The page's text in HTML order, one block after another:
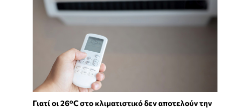
Γιατί οι 26°C στο κλιματιστικό δεν αποτελούν την